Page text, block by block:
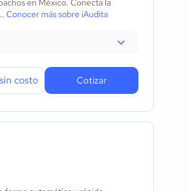
en México. Conecta la
Conocer más sobre iAudita
costo Cotizar